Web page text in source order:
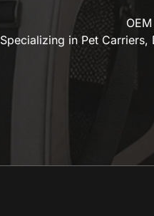
Specializing in Pet Carriers,